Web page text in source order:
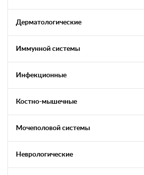
Дерматологические
Иммунной системы
Инфекционные
Костно-мышечные
Мочеполовой системы
Неврологические